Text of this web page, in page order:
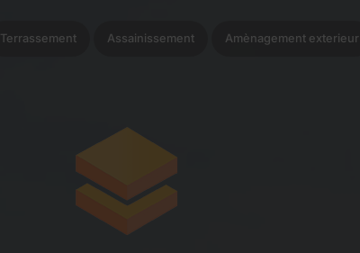
Terrassement Assainissement Amènagement exterieur